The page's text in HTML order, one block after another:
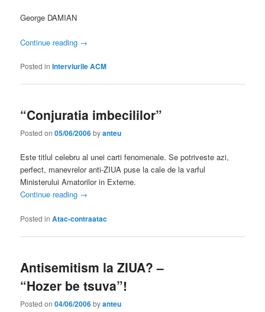
George DAMIAN
Continue reading →
Posted in Interviurile ACM
“Conjuratia imbecililor”
Posted on05/06/2006byanteu
Este titlul celebru al unei carti fenomenale. Se potriveste azi,
perfect, manevrelor anti-ZIUA puse la cale de la varful
Ministerului Amatorilor in Externe.
Continue reading →
Posted in Atac-contraatac
Antisemitism la ZIUA? –
“Hozer be tsuva”!
Posted on04/06/2006byanteu